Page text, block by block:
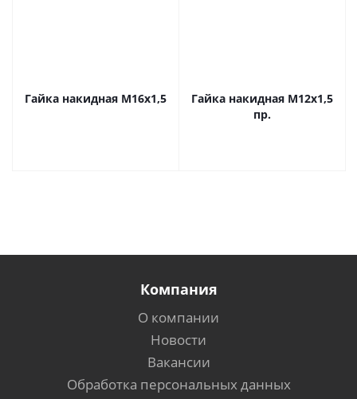
Гайка накидная М16х1,5
Гайка накидная М12х1,5
пр.
Компания
О компании
Новости
Вакансии
Обработка персональных данных